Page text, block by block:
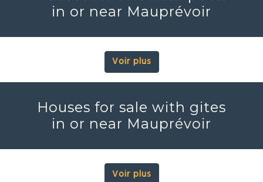
in or near Mauprévoir
Voir plus
Houses for sale with gites
in or near Mauprévoir
Voir plus